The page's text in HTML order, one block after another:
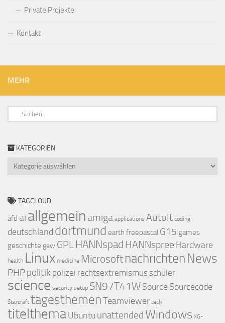
Private Projekte
Kontakt
MEHR
KATEGORIEN
TAGCLOUD
afd ai allgemein amiga applications AutoIt coding
deutschland dortmund earth freepascal G15 games
geschichte gew GPL HANNspad HANNspree Hardware
health Linux medicine Microsoft nachrichten News
PHPpolitik polizei rechtsextremismus schüler
science security setup SN97T41WSource Sourcecode
Starcraft tagesthemenTeamviewer tech
titelthemaUbuntu unattended Windows XG-